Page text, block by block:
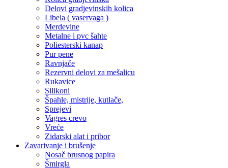
Delovi gradjevinskih kolica
Libela ( vaservaga )
Merdevine
Metalne i pvc šahte
Poliesterski kanap
Pur pene
Ravnjače
Rezervni delovi za mešalicu
Rukavice
Silikoni
Špahle, mistrije, kutlače,
Sprejevi
Vagres crevo
Vreće
Zidarski alat i pribor
Zavarivanje i brušenje
Nosač brusnog papira
Šmirgla